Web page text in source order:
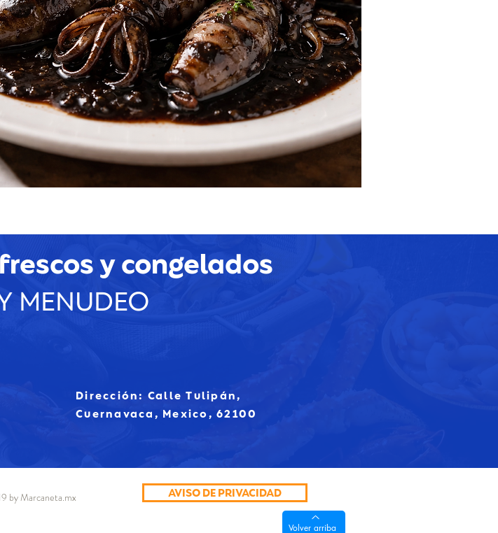
Volver arriba
frescos y congelados
MENUDEO
Dirección: Calle Tulipán,
Cuernavaca, Mexico, 62100
by Marcaneta.mx AVISO DE PRIVACIDAD